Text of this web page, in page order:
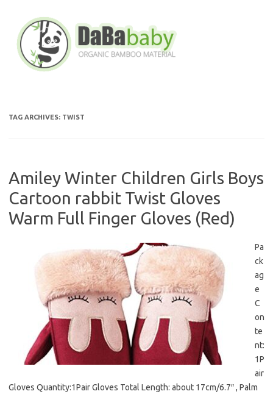
content
TAG ARCHIVES: TWIST
Amiley Winter Children Girls Boys
Cartoon rabbit Twist Gloves
Warm Full Finger Gloves (Red)
Pa
ck
ag
e
C
on
te
nt:
1P
air
Gloves Quantity:1Pair Gloves Total Length: about 17cm/6.7″ , Palm